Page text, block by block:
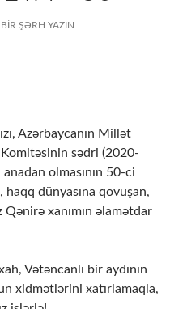
BIR ŞƏRH YAZIN
Azərbaycanın Millət
sədri (2020-
olmasının 50-ci
haqq dünyasına qovuşan,
Qənirə xanımın əlamətdar
Vətəncanlı bir aydının
xidmətlərini xatırlamaqla,